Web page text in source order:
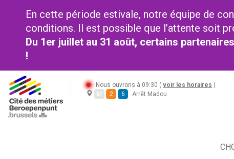
En cette période estivale, notre équipe de
conditions. Il est possible que l’attente soit
Du 1er juillet au 31 août, certains
!
Nous ouvrons à 09:30 ( voir les horaires )
M
2 6 Arrêt Madou